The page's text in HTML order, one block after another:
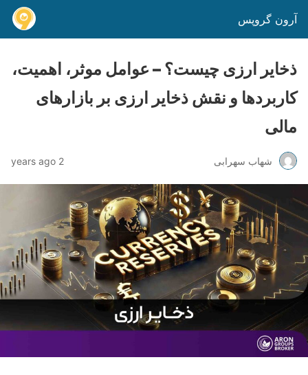
آرون گروپس
ذخایر ارزی چیست؟ – عوامل موثر، اهمیت،
کاربردها و نقش ذخایر ارزی بر بازارهای
مالی
شهاب سهرابی 2 years ago